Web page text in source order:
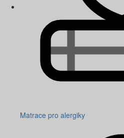
Matrace pro alergiky